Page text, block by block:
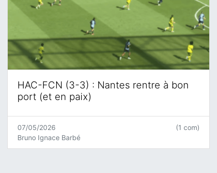
HAC-FCN (3-3) : Nantes rentre à bon
port (et en paix)
07/05/2026
Bruno Ignace Barbé
(1 com)